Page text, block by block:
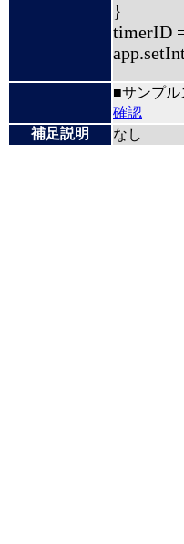
}
timerID
■サンプ
確認
補足説明 なし